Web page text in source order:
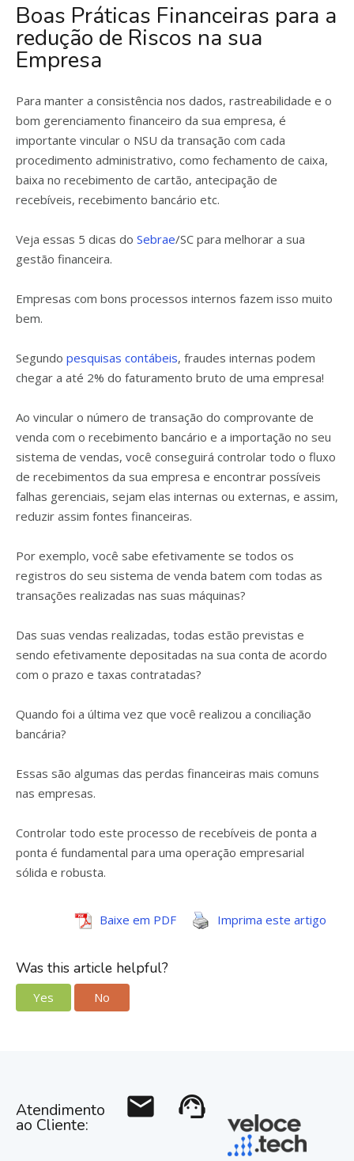
Boas Práticas Financeiras para a
redução de Riscos na sua
Empresa
Para manter a consistência nos dados, rastreabilidade e o
bom gerenciamento financeiro da sua empresa, é
importante vincular o NSU da transação com cada
procedimento administrativo, como fechamento de caixa,
baixa no recebimento de cartão, antecipação de
recebíveis, recebimento bancário etc.
Veja essas 5 dicas do Sebrae/SC para melhorar a sua
gestão financeira.
Empresas com bons processos internos fazem isso muito
bem.
Segundo pesquisas contábeis, fraudes internas podem
chegar a até 2% do faturamento bruto de uma empresa!
Ao vincular o número de transação do comprovante de
venda com o recebimento bancário e a importação no seu
sistema de vendas, você conseguirá controlar todo o fluxo
de recebimentos da sua empresa e encontrar possíveis
falhas gerenciais, sejam elas internas ou externas, e assim,
reduzir assim fontes financeiras.
Por exemplo, você sabe efetivamente se todos os
registros do seu sistema de venda batem com todas as
transações realizadas nas suas máquinas?
Das suas vendas realizadas, todas estão previstas e
sendo efetivamente depositadas na sua conta de acordo
com o prazo e taxas contratadas?
Quando foi a última vez que você realizou a conciliação
bancária?
Essas são algumas das perdas financeiras mais comuns
nas empresas.
Controlar todo este processo de recebíveis de ponta a
ponta é fundamental para uma operação empresarial
sólida e robusta.
Baixe em PDF Imprima este artigo
Was this article helpful?
Yes No
Atendimento
ao Cliente:
mail support_agent